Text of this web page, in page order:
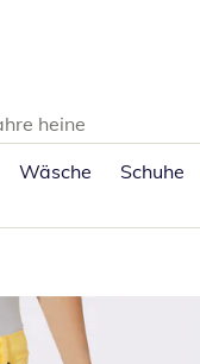
heine
Wäsche Schuhe